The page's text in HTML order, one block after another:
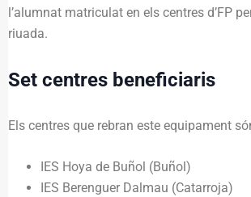
l’alumnat matriculat en els centres d’FP
riuada.
Set centres beneficiaris
Els centres que rebran este equipament
IES Hoya de Buñol (Buñol)
IES Berenguer Dalmau (Catarroja)